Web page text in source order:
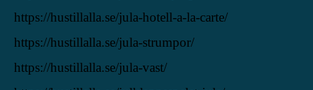
https://hustillalla.se/jula-hotell-a-la-carte/
https://hustillalla.se/jula-strumpor/
https://hustillalla.se/jula-vast/